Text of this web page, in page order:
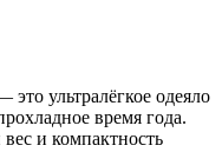
ультралёгкое одеяло
время года.
и компактность